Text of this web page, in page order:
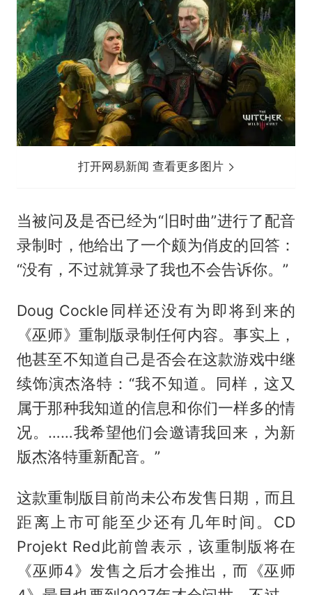
打开网易新闻 查看更多图片
当被问及是否已经为“旧时曲”进行了配音
录制时，他给出了一个颇为俏皮的回答：
“没有，不过就算录了我也不会告诉你。”
Doug Cockle同样还没有为即将到来的
《巫师》重制版录制任何内容。事实上，
他甚至不知道自己是否会在这款游戏中继
续饰演杰洛特：“我不知道。同样，这又
属于那种我知道的信息和你们一样多的情
况。……我希望他们会邀请我回来，为新
版杰洛特重新配音。”
这款重制版目前尚未公布发售日期，而且
距离上市可能至少还有几年时间。CD
Projekt Red此前曾表示，该重制版将在
《巫师4》发售之后才会推出，而《巫师